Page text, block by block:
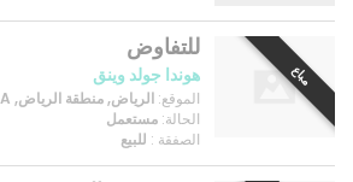
مباع
للتفاوض
هوندا جولد وينق
الموقع: الرياض, منطقة الرياض, SA
الحالة: مستعمل
الصفقة : للبيع